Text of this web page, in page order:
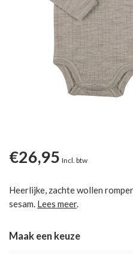
€26,95 Incl. btw
Heerlijke, zachte wollen
sesam. Lees meer.
Maak een keuze